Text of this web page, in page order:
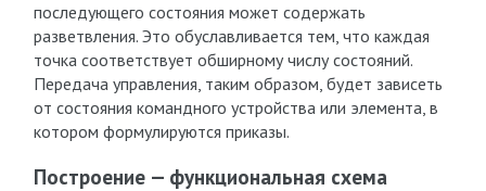
последующего состояния может содержать
разветвления. Это обуславливается тем, что каждая
точка соответствует обширному числу состояний.
Передача управления, таким образом, будет зависеть
от состояния командного устройства или элемента, в
котором формулируются приказы.
Построение — функциональная схема